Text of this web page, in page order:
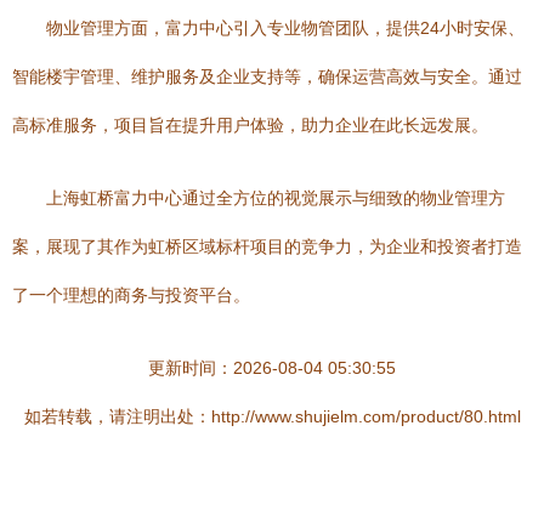
物业管理方面，富力中心引入专业物管团队，提供24小时安保、
智能楼宇管理、维护服务及企业支持等，确保运营高效与安全。通过
高标准服务，项目旨在提升用户体验，助力企业在此长远发展。
上海虹桥富力中心通过全方位的视觉展示与细致的物业管理方
案，展现了其作为虹桥区域标杆项目的竞争力，为企业和投资者打造
了一个理想的商务与投资平台。
更新时间：2026-08-04 05:30:55
如若转载，请注明出处：http://www.shujielm.com/product/80.html